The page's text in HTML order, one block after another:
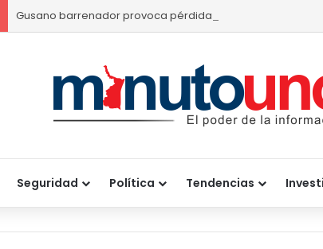
Gusano barrenador provoca pérdidas de hasta 4 mil
Seguridad Política Tendencias